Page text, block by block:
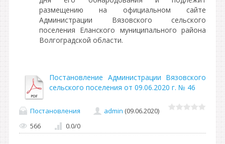
размещению на официальном сайте
Администрации Вязовского сельского
поселения Еланского муниципального района
Волгоградской области.
Постановление Администрации Вязовского
сельского поселения от 09.06.2020 г. № 46
Постановления admin (09.06.2020)
566
0.0/0